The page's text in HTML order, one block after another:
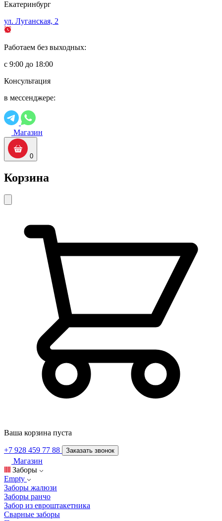
Екатеринбург
ул. Луганская, 2
Работаем без выходных:
с 9:00 до 18:00
Консультация
в мессенджере:
Магазин
0
Корзина
Ваша корзина пуста
+7 928 459 77 88 Заказать звонок
Магазин
Заборы
Empty
Заборы жалюзи
Заборы ранчо
Забор из евроштакетника
Сварные заборы